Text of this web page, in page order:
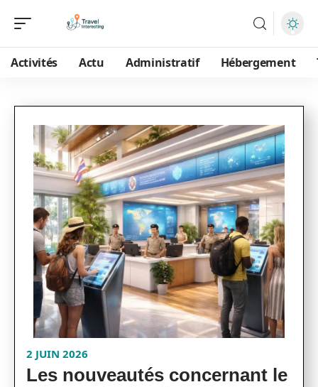
Activités Actu Administratif Hébergement
2 JUIN 2026
Les nouveautés concernant le